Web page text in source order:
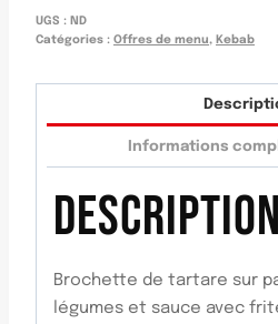
rollo
tarnera
UGS : ND
Catégories : Offres de menu , Kebab
Informations
DESCRIPTION
Brochette de tartare sur
légumes et sauce avec